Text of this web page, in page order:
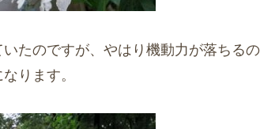
いたのですが、やはり機動力が落ちる
ります。